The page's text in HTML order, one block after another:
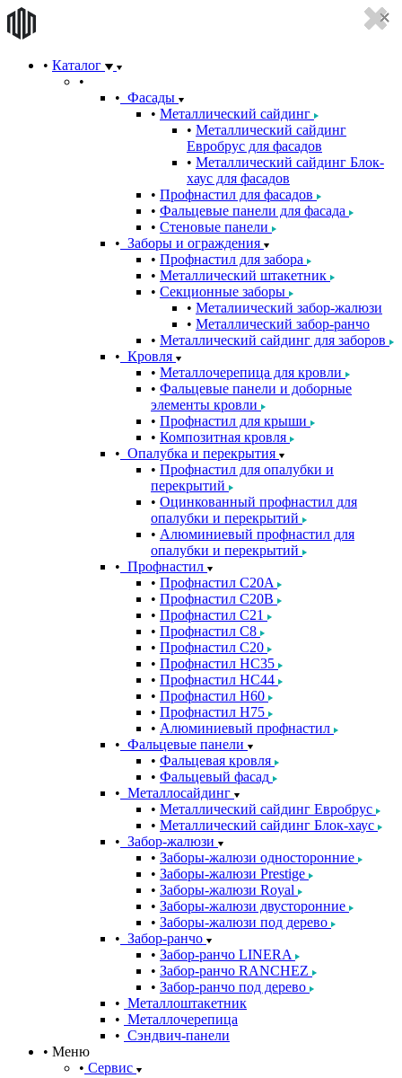
Каталог
Фасады
Металлический сайдинг
Металлический сайдинг
Евробрус для фасадов
Металлический сайдинг Блок-
хаус для фасадов
Профнастил для фасадов
Фальцевые панели для фасада
Стеновые панели
Заборы и ограждения
Профнастил для забора
Металлический штакетник
Секционные заборы
Металиический забор-жалюзи
Металлический забор-ранчо
Металлический сайдинг для заборов
Кровля
Металлочерепица для кровли
Фальцевые панели и доборные
элементы кровли
Профнастил для крыши
Композитная кровля
Опалубка и перекрытия
Профнастил для опалубки и
перекрытий
Оцинкованный профнастил для
опалубки и перекрытий
Алюминиевый профнастил для
опалубки и перекрытий
Профнастил
Профнастил С20A
Профнастил С20B
Профнастил С21
Профнастил С8
Профнастил С20
Профнастил НС35
Профнастил НС44
Профнастил Н60
Профнастил Н75
Алюминиевый профнастил
Фальцевые панели
Фальцевая кровля
Фальцевый фасад
Металлосайдинг
Металлический сайдинг Евробрус
Металлический сайдинг Блок-хаус
Забор-жалюзи
Заборы-жалюзи односторонние
Заборы-жалюзи Prestige
Заборы-жалюзи Royal
Заборы-жалюзи двусторонние
Заборы-жалюзи под дерево
Забор-ранчо
Забор-ранчо LINERA
Забор-ранчо RANCHEZ
Забор-ранчо под дерево
Металлоштакетник
Металлочерепица
Сэндвич-панели
Меню
Сервис